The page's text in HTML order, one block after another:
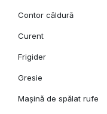
Contor căldură
Curent
Frigider
Gresie
Mașină de spălat rufe